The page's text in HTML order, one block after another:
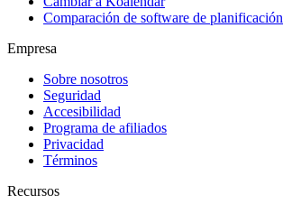
Comparación de software de planificación
Empresa
Sobre nosotros
Seguridad
Accesibilidad
Programa de afiliados
Privacidad
Términos
Recursos